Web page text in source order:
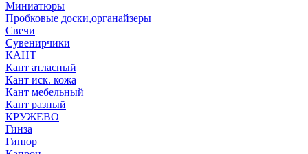
Миниатюры
Пробковые доски,органайзеры
Свечи
Сувенирчики
КАНТ
Кант атласный
Кант иск. кожа
Кант мебельный
Кант разный
КРУЖЕВО
Гинза
Гипюр